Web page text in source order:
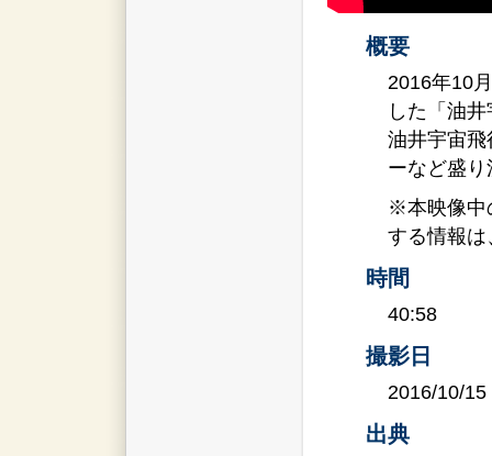
概要
2016年10
した「油
油井宇宙
ーなど盛
※本映像中
する情報
時間
40:58
撮影日
2016/10/15
出典